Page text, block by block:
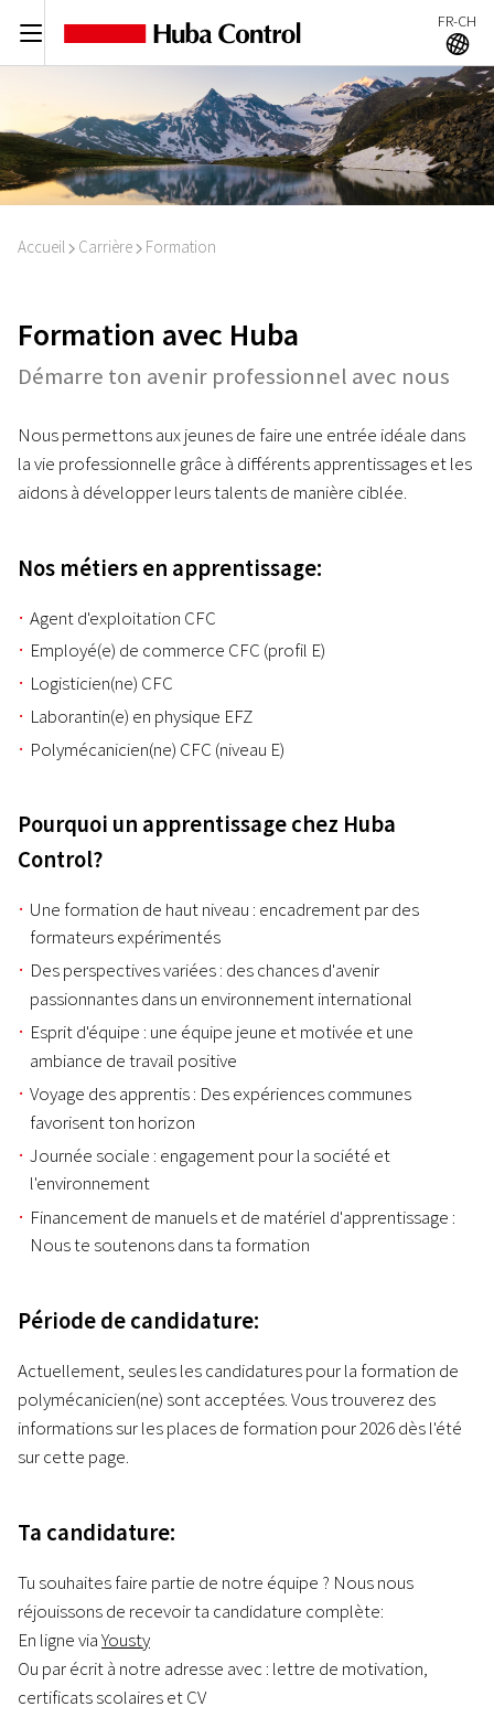
C FR-CH
A
Accueil I Carrière I Formation
Formation avec Huba
Démarre ton avenir professionnel avec nous
Nous permettons aux jeunes de faire une entrée idéale dans
la vie professionnelle grâce à différents apprentissages et les
aidons à développer leurs talents de manière ciblée.
Nos métiers en apprentissage:
Agent d'exploitation CFC
Employé(e) de commerce CFC (profil E)
Logisticien(ne) CFC
Laborantin(e) en physique EFZ
Polymécanicien(ne) CFC (niveau E)
Pourquoi un apprentissage chez Huba
Control?
Une formation de haut niveau : encadrement par des
formateurs expérimentés
Des perspectives variées : des chances d'avenir
passionnantes dans un environnement international
Esprit d'équipe : une équipe jeune et motivée et une
ambiance de travail positive
Voyage des apprentis : Des expériences communes
favorisent ton horizon
Journée sociale : engagement pour la société et
l'environnement
Financement de manuels et de matériel d'apprentissage :
Nous te soutenons dans ta formation
Période de candidature:
Actuellement, seules les candidatures pour la formation de
polymécanicien(ne) sont acceptées. Vous trouverez des
informations sur les places de formation pour 2026 dès l'été
sur cette page.
Ta candidature:
Tu souhaites faire partie de notre équipe ? Nous nous
réjouissons de recevoir ta candidature complète:
En ligne viaYousty
Ou par écrit à notre adresse avec : lettre de motivation,
certificats scolaires et CV